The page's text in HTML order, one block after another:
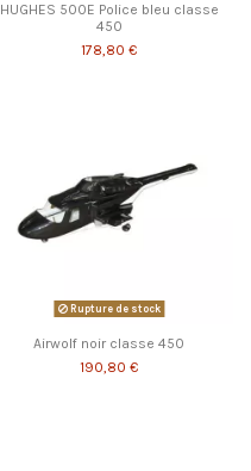
HUGHES 500E Police bleu classe
450
178,80 €
Rupture de stock
Airwolf noir classe 450
190,80 €